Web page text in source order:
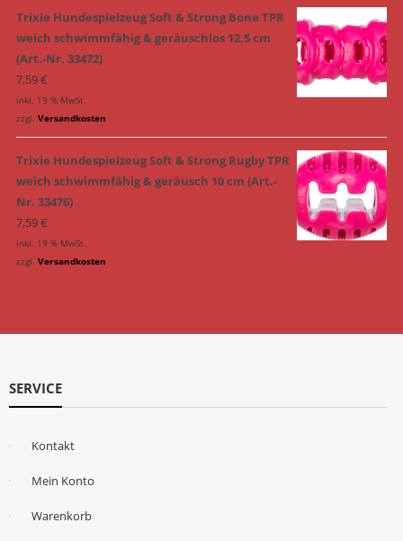
Trixie Hundespielzeug Soft & Strong Bone TPR
weich schwimmfähig & geräuschlos 12,5 cm
(Art.-Nr. 33472)
7,59€
inkl. 19 % MwSt.
zzgl. Versandkosten
Trixie Hundespielzeug Soft & Strong Rugby TPR
weich schwimmfähig & geräusch 10 cm (Art.-
Nr. 33476)
7,59€
inkl. 19 % MwSt.
zzgl. Versandkosten
SERVICE
Kontakt
Mein Konto
Warenkorb